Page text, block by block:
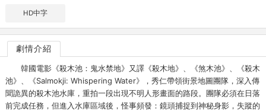
HD中字
劇情介紹
韓國電影《殺木池：鬼水禁地》又譯《殺木地》、《煞木池》、《殺木
池》、《Salmokji: Whispering Water》，秀仁帶領街景地圖團隊，深入傳
聞詭異的殺木池水庫，重拍一段出現不明人形畫面的路段。團隊必須在日落
前完成任務，但進入水庫區域後，怪事頻發：鏡頭捕捉到神秘身影，失蹤的